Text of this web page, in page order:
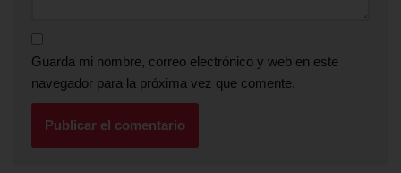
Guarda mi nombre, correo electrónico y web en este
navegador para la próxima vez que comente.